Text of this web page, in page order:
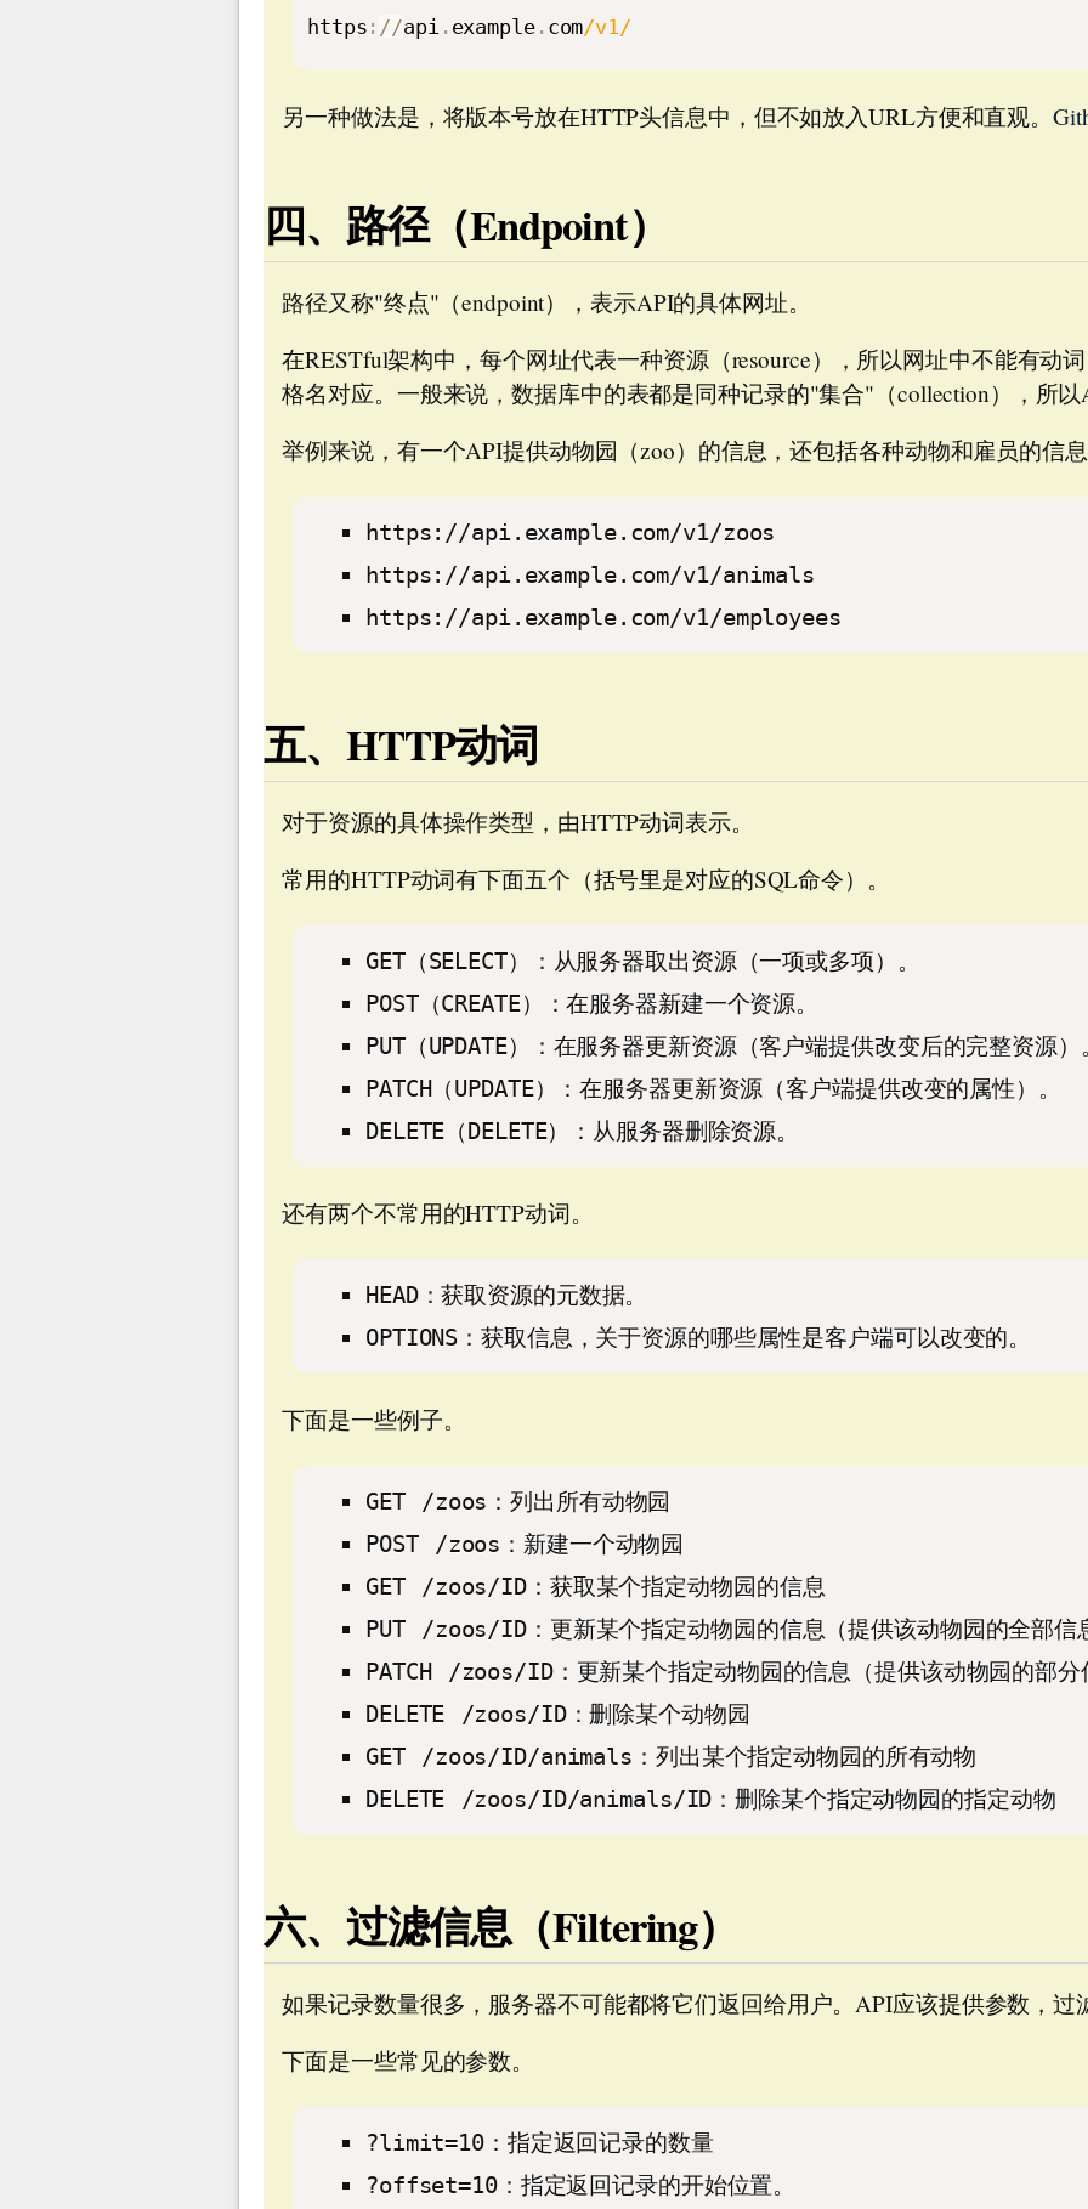
https : //api . example. com/v1/
另一种做法是，将版本号放在HTTP头信息中，但不如放入URL方便和直观。
四、路径（Endpoint）
路径又称"终点"（endpoint），表示API的具体网址。
在RESTful架构中，每个网址代表一种资源（resource），所以网址中不能有动
格名对应。一般来说，数据库中的表都是同种记录的"集合"（collection），所
举例来说，有一个API提供动物园（zoo）的信息，还包括各种动物和雇员的信
https://api.example.com/v1/zoos
https://api.example.com/v1/animals
https://api.example.com/v1/employees
五、HTTP动词
对于资源的具体操作类型，由HTTP动词表示。
常用的HTTP动词有下面五个（括号里是对应的SQL命令）。
GET（SELECT）：从服务器取出资源（一项或多项）。
POST（CREATE）：在服务器新建一个资源。
PUT（UPDATE）：在服务器更新资源（客户端提供改变后的完整资源）
PATCH（UPDATE）：在服务器更新资源（客户端提供改变的属性）。
DELETE（DELETE）：从服务器删除资源。
还有两个不常用的HTTP动词。
HEAD：获取资源的元数据。
OPTIONS：获取信息，关于资源的哪些属性是客户端可以改变的。
下面是一些例子。
GET /zoos：列出所有动物园
POST /zoos：新建一个动物园
GET /zoos/ID：获取某个指定动物园的信息
PUT /zoos/ID：更新某个指定动物园的信息（提供该动物园的全部信
PATCH /zoos/ID：更新某个指定动物园的信息（提供该动物园的部分
DELETE /zoos/ID：删除某个动物园
GET /zoos/ID/animals：列出某个指定动物园的所有动物
DELETE /zoos/ID/animals/ID：删除某个指定动物园的指定动物
六、过滤信息（Filtering）
如果记录数量很多，服务器不可能都将它们返回给用户。API应该提供参数，过
下面是一些常见的参数。
?limit=10：指定返回记录的数量
?offset=10：指定返回记录的开始位置。